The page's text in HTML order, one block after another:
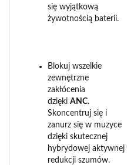
się wyjątkową
żywotnością baterii.
Blokuj wszelkie
zewnętrzne
zakłócenia
dzięki ANC.
Skoncentruj się i
zanurz się w muzyce
dzięki skutecznej
hybrydowej aktywnej
redukcji szumów.